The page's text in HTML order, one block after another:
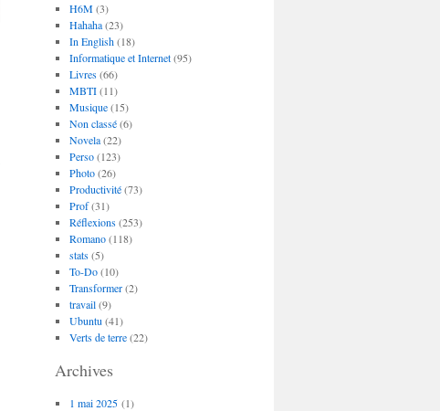
H6M(3)
Hahaha(23)
In English(18)
Informatique et Internet(95)
Livres(66)
MBTI(11)
Musique(15)
Non classé(6)
Novela(22)
Perso(123)
Photo(26)
Productivité(73)
Prof(31)
Réflexions(253)
Romano(118)
stats(5)
To-Do(10)
Transformer(2)
travail(9)
Ubuntu (41)
Verts de terre(22)
Archives
1 mai 2025(1)